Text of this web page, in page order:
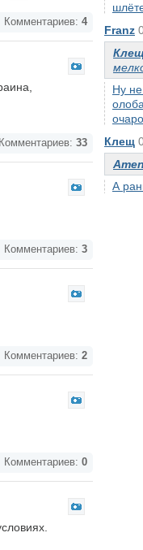
Franz
Ну
Клещ
А
Комментариев: 4
Комментариев: 33
Комментариев: 3
Комментариев: 2
Комментариев: 0